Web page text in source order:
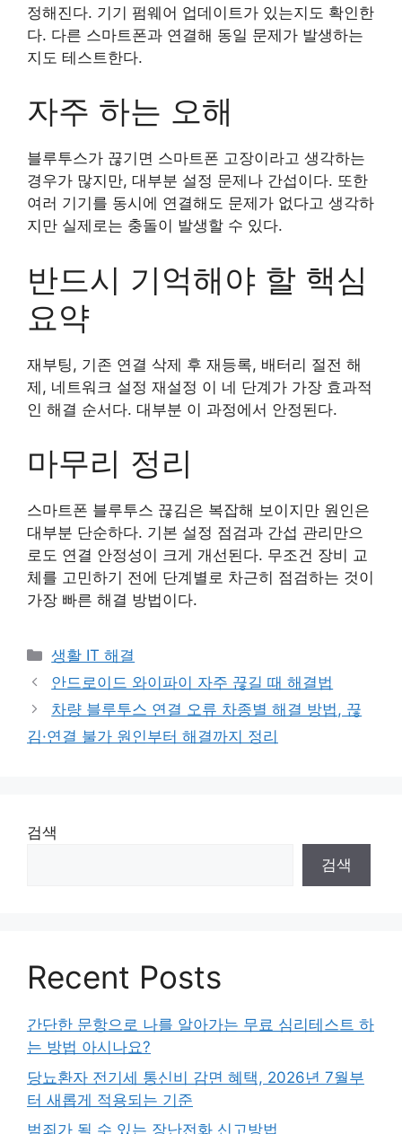
정해진다. 기기 펌웨어 업데이트가 있는지도 확인한
다. 다른 스마트폰과 연결해 동일 문제가 발생하는
지도 테스트한다.
자주 하는 오해
블루투스가 끊기면 스마트폰 고장이라고 생각하는
경우가 많지만, 대부분 설정 문제나 간섭이다. 또한
여러 기기를 동시에 연결해도 문제가 없다고 생각하
지만 실제로는 충돌이 발생할 수 있다.
반드시 기억해야 할 핵심
요약
재부팅, 기존 연결 삭제 후 재등록, 배터리 절전 해
제, 네트워크 설정 재설정 이 네 단계가 가장 효과적
인 해결 순서다. 대부분 이 과정에서 안정된다.
마무리 정리
스마트폰 블루투스 끊김은 복잡해 보이지만 원인은
대부분 단순하다. 기본 설정 점검과 간섭 관리만으
로도 연결 안정성이 크게 개선된다. 무조건 장비 교
체를 고민하기 전에 단계별로 차근히 점검하는 것이
가장 빠른 해결 방법이다.
카
테
리
생활 IT 해결
안드로이드 와이파이 자주 끊길 때 해결법
차량 블루투스 연결 오류 차종별 해결 방법, 끊
김·연결 불가 원인부터 해결까지 정리
검색
검색
Recent Posts
간단한 문항으로 나를 알아가는 무료 심리테스트 하
는 방법 아시나요?
당뇨환자 전기세 통신비 감면 혜택, 2026년 7월부
터 새롭게 적용되는 기준
범죄가 될 수 있는 장난전화 신고방법